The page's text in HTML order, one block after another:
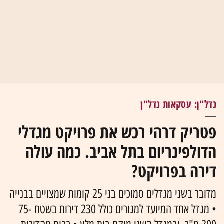
נדל"ן: עסקאות נדל"ן
פטריק דרהי רכש את פרויקט מגדלי
הדולפינריום בתל אביב. כמה עולה
דירה בפרויקט?
מדובר בשני מגדלים סמוכים בני 25 קומות שמצויים בבנייה
• מגדל אחד המיועד למגורים כולל 230 דירות בשטח 75-